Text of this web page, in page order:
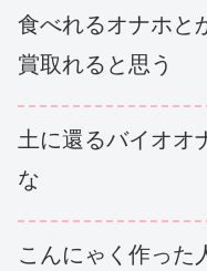
食べれるオナホと
賞取れると思う
土に還るバイオオ
な
こんにゃく作った